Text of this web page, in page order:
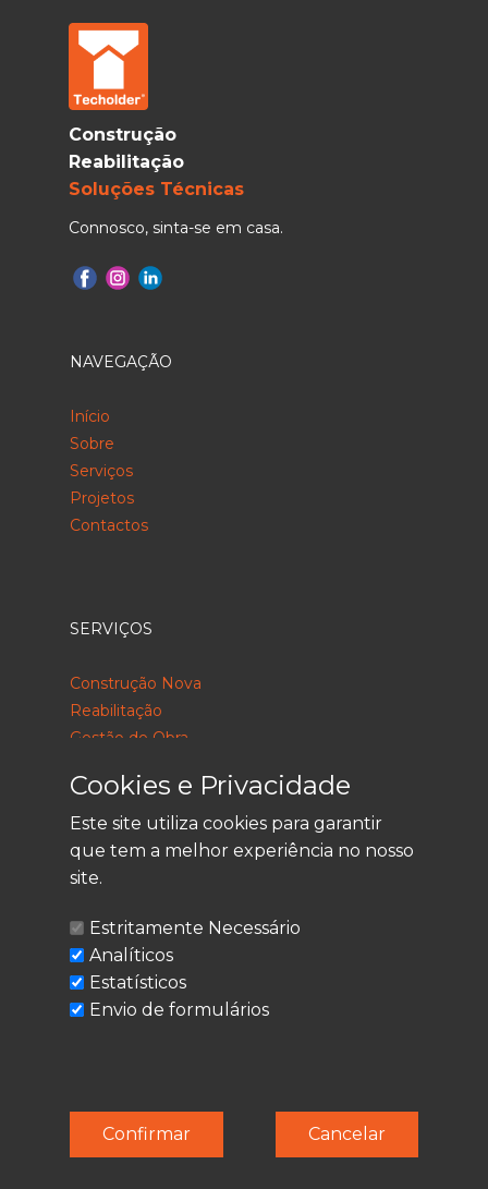
Construção
Reabilitação
Soluções Técnicas
Connosco, sinta-se em casa.
NAVEGAÇÃO
Início
Sobre
Serviços
Projetos
Contactos
SERVIÇOS
Construção Nova
Reabilitação
Gestão de Obra
LEGAL
Política de Privacidade
Termos de Utilização
Cookies
© Techolder. Todos os direitos reservados.
SmashLine
Cookies e Privacidade
Este site utiliza cookies para garantir
que tem a melhor experiência no nosso
site.
Estritamente Necessário
Analíticos
Estatísticos
Envio de formulários
Cancelar
Confirmar